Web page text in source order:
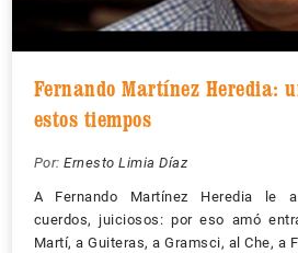
Fernando Martínez Heredia:
estos tiempos
Por: Ernesto Limia Díaz
A Fernando Martínez Heredia le
cuerdos, juiciosos: por eso amó
Martí, a Guiteras, a Gramsci, al Che, a